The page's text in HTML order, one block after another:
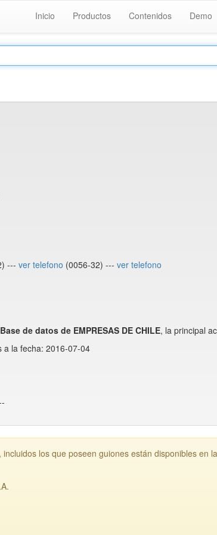
Inicio Productos Contenidos Demo
--- ver telefono (0056-32) --- ver telefono
Base de datos de EMPRESAS DE CHILE, la principal
a la fecha: 2016-07-04
los que poseen guiones están disponibles en